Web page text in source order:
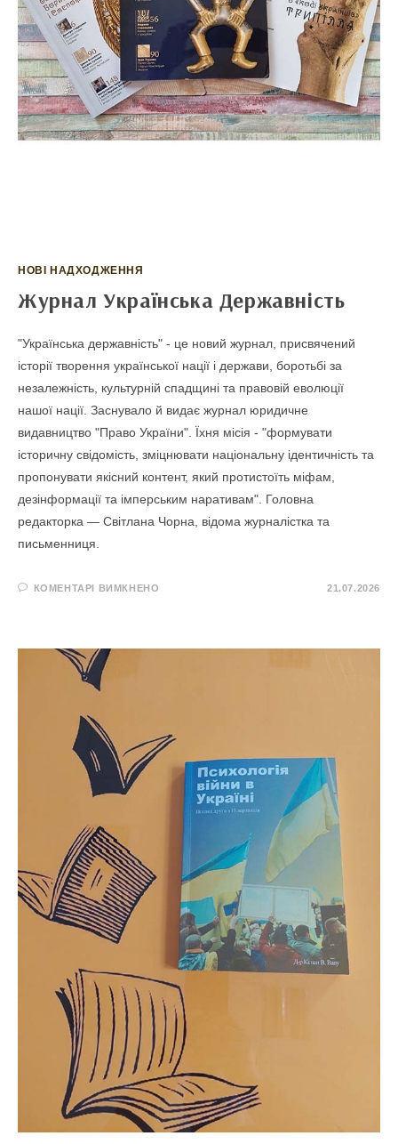
НОВІ НАДХОДЖЕННЯ
Журнал Українська Державність
"Українська державність" - це новий журнал, присвячений
історії творення української нації і держави, боротьбі за
незалежність, культурній спадщині та правовій еволюції
нашої нації. Заснувало й видає журнал юридичне
видавництво "Право України". Їхня місія - "формувати
історичну свідомість, зміцнювати національну ідентичність та
пропонувати якісний контент, який протистоїть міфам,
дезінформації та імперським наративам". Головна
редакторка — Світлана Чорна, відома журналістка та
письменниця.
КОМЕНТАРІ ВИМКНЕНО 21.07.2026